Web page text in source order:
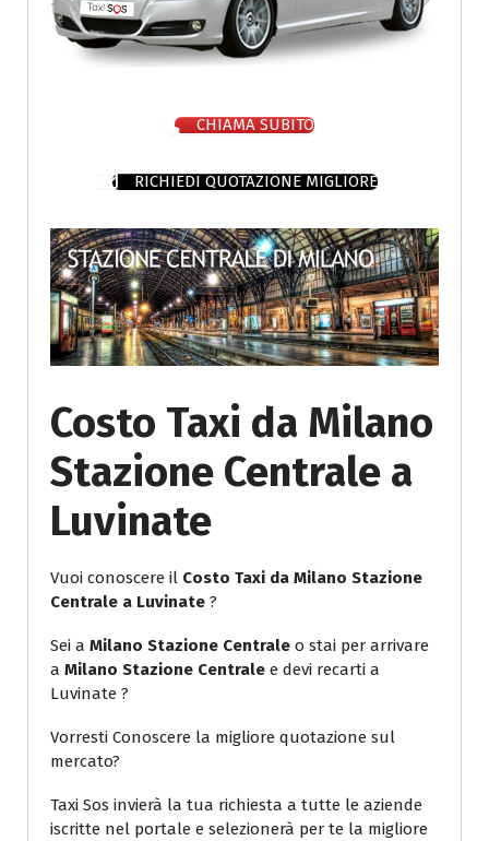
CHIAMA SUBITO
RICHIEDI QUOTAZIONE MIGLIORE
Costo Taxi da Milano
Stazione Centrale a
Luvinate
Vuoi conoscere il Costo Taxi da Milano Stazione
Centrale a Luvinate ?
Sei a Milano Stazione Centrale o stai per arrivare
a Milano Stazione Centrale e devi recarti a
Luvinate ?
Vorresti Conoscere la migliore quotazione sul
mercato?
Taxi Sos invierà la tua richiesta a tutte le aziende
iscritte nel portale e selezionerà per te la migliore